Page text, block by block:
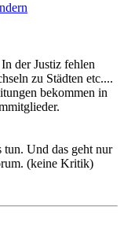
der Justiz fehlen
zu Städten etc....
bekommen in
tun. Und das geht nur
(keine Kritik)